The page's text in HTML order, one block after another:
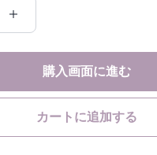
購入画面に進む
カートに追加する